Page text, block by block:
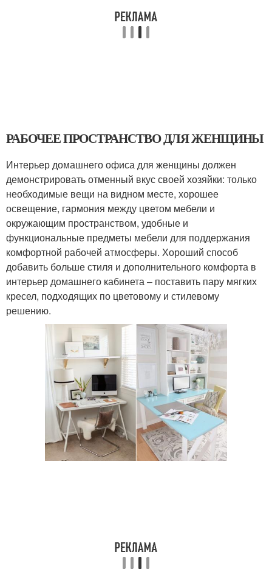
РАБОЧЕЕ ПРОСТРАНСТВО ДЛЯ ЖЕНЩИНЫ
Интерьер домашнего офиса для женщины должен
демонстрировать отменный вкус своей хозяйки: только
необходимые вещи на видном месте, хорошее
освещение, гармония между цветом мебели и
окружающим пространством, удобные и
функциональные предметы мебели для поддержания
комфортной рабочей атмосферы. Хороший способ
добавить больше стиля и дополнительного комфорта в
интерьер домашнего кабинета – поставить пару мягких
кресел, подходящих по цветовому и стилевому
решению.